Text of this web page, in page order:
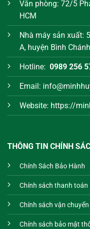
Văn phòng: 72/5
HCM
Nhà máy sản xuất:
A, huyện Bình
Hotline: 0989 256
Email:
Website: https://
THÔNG TIN CHÍNH
Chính Sách Bảo Hành
Chính sách thanh toán
Chính sách vận chuyển
Chính sách bảo mật